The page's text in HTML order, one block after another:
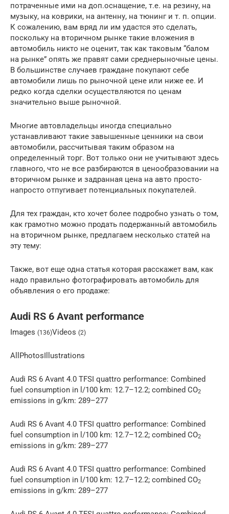
потраченные ими на доп.оснащение, т.е. на резину, на
музыку, на коврики, на антенну, на тюнинг и т. п. опции.
К сожалению, вам вряд ли им удастся это сделать,
поскольку на вторичном рынке такие вложения в
автомобиль никто не оценит, так как таковым “балом
на рынке” опять же правят сами среднерыночные цены.
В большинстве случаев граждане покупают себе
автомобили лишь по рыночной цене или ниже ее. И
редко когда сделки осуществляются по ценам
значительно выше рыночной.
Многие автовладельцы иногда специально
устанавливают такие завышенные ценники на свои
автомобили, рассчитывая таким образом на
определенный торг. Вот только они не учитывают здесь
главного, что не все разбираются в ценообразовании на
вторичном рынке и задранная цена на авто просто-
напросто отпугивает потенциальных покупателей.
Для тех граждан, кто хочет более подробно узнать о том,
как грамотно можно продать подержанный автомобиль
на вторичном рынке, предлагаем несколько статей на
эту тему:
Также, вот еще одна статья которая расскажет вам, как
надо правильно фотографировать автомобиль для
объявления о его продаже:
Audi RS 6 Avant performance
Images (136)Videos (2)
AllPhotosIllustrations
Audi RS 6 Avant 4.0 TFSI quattro performance: Combined
fuel consumption in l/100 km: 12.7–12.2; combined CO2
emissions in g/km: 289–277
Audi RS 6 Avant 4.0 TFSI quattro performance: Combined
fuel consumption in l/100 km: 12.7–12.2; combined CO2
emissions in g/km: 289–277
Audi RS 6 Avant 4.0 TFSI quattro performance: Combined
fuel consumption in l/100 km: 12.7–12.2; combined CO2
emissions in g/km: 289–277